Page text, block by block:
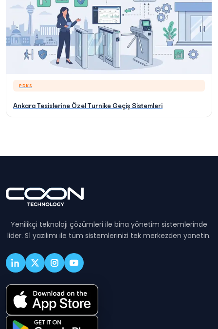
PDKS
Ankara Tesislerine Özel Turnike Geçiş Sistemleri
Yenilikçi teknoloji çözümleri ile bina yönetim sistemlerinde
lider. S1 yazılımı ile tüm sistemlerinizi tek merkezden yönetin.